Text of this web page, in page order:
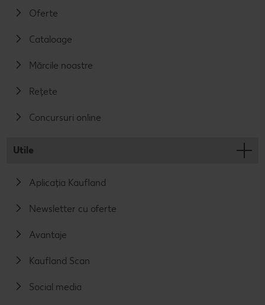
Oferte
Cataloage
Mărcile noastre
Rețete
Concursuri online
Utile
Aplicația Kaufland
Newsletter cu oferte
Avantaje
Kaufland Scan
Social media